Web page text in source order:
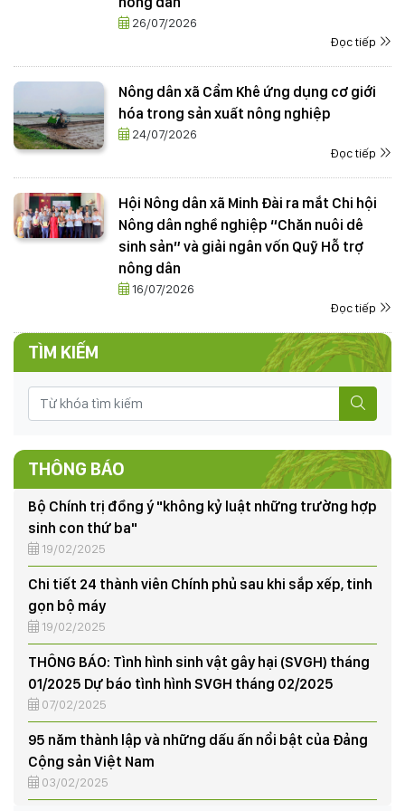
26/07/2026
Đọc tiếp
Nông dân xã Cẩm Khê ứng dụng cơ giới
hóa trong sản xuất nông nghiệp
24/07/2026
Đọc tiếp
Hội Nông dân xã Minh Đài ra mắt Chi hội
Nông dân nghề nghiệp “Chăn nuôi dê
sinh sản” và giải ngân vốn Quỹ Hỗ trợ
nông dân
16/07/2026
Đọc tiếp
TÌM KIẾM
THÔNG BÁO
THÔNG BÁO Kết quả tổng điều tra tình hình sinh vật
gây hại (SVGH) đầu vụ, dự báo SVGH trên cây lúa vụ
CÔNG ĐIỆN V/v đảm bảo an toàn hạ du khi xả lũ hồ
thủy điện Hòa Bình
18/07/2025
50 năm ngày giải phóng miền Nam, thống nhất đất
nước (30/4/1975-30/4/2025)
Bộ Chính trị đồng ý "không kỷ luật những trường hợp
sinh con thứ ba"
19/02/2025
Chi tiết 24 thành viên Chính phủ sau khi sắp xếp, tinh
gọn bộ máy
19/02/2025
THÔNG BÁO: Tình hình sinh vật gây hại (SVGH) tháng
01/2025 Dự báo tình hình SVGH tháng 02/2025
07/02/2025
95 năm thành lập và những dấu ấn nổi bật của Đảng
Cộng sản Việt Nam
03/02/2025
Tập huấn nghiệp vụ vay vốn Quỹ hỗ trợ nông dân
03/06/2024